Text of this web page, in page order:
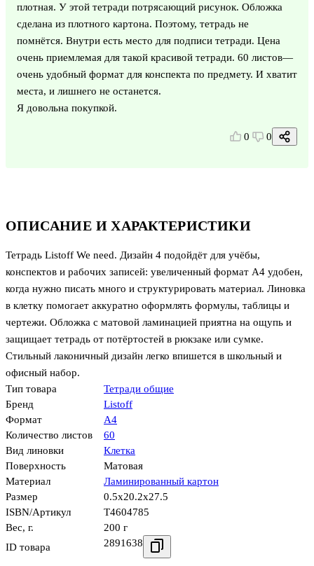
ОПИСАНИЕ И ХАРАКТЕРИСТИКИ
Тетрадь Listoff We need. Дизайн 4 подойдёт для учёбы,
конспектов и рабочих записей: увеличенный формат А4 удобен,
когда нужно писать много и структурировать материал. Линовка
в клетку помогает аккуратно оформлять формулы, таблицы и
чертежи. Обложка с матовой ламинацией приятна на ощупь и
защищает тетрадь от потёртостей в рюкзаке или сумке.
Стильный лаконичный дизайн легко впишется в школьный и
офисный набор.
Тип товара
Тетради общие
Бренд
Listoff
Формат
А4
Количество листов
60
Вид линовки
Клетка
Поверхность
Матовая
Материал
Ламинированный картон
Размер
0.5x20.2x27.5
ISBN/Артикул
Т4604785
Вес, г.
200 г
ID товара
2891638
плотная. У этой тетради потрясающий рисунок. Обложка
сделана из плотного картона. Поэтому, тетрадь не
помнётся. Внутри есть место для подписи тетради. Цена
очень приемлемая для такой красивой тетради. 60 листов—
очень удобный формат для конспекта по предмету. И хватит
места, и лишнего не останется.
Я довольна покупкой.
0 0